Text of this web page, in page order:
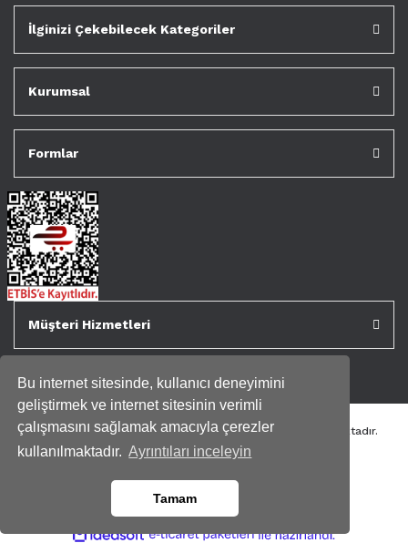
Bu internet sitesinde, kullanıcı deneyimini
geliştirmek ve internet sitesinin verimli
çalışmasını sağlamak amacıyla çerezler
kullanılmaktadır. Ayrıntıları inceleyin
Tamam
İlginizi Çekebilecek Kategoriler
Kurumsal
Formlar
Müşteri Hizmetleri
Tüm kredi kartı bilgileriniz 256bit SSL Sertifikası ile korunmaktadır.
Genispencere.com Tüm Hakları Saklıdır.
ideasoft e- ile